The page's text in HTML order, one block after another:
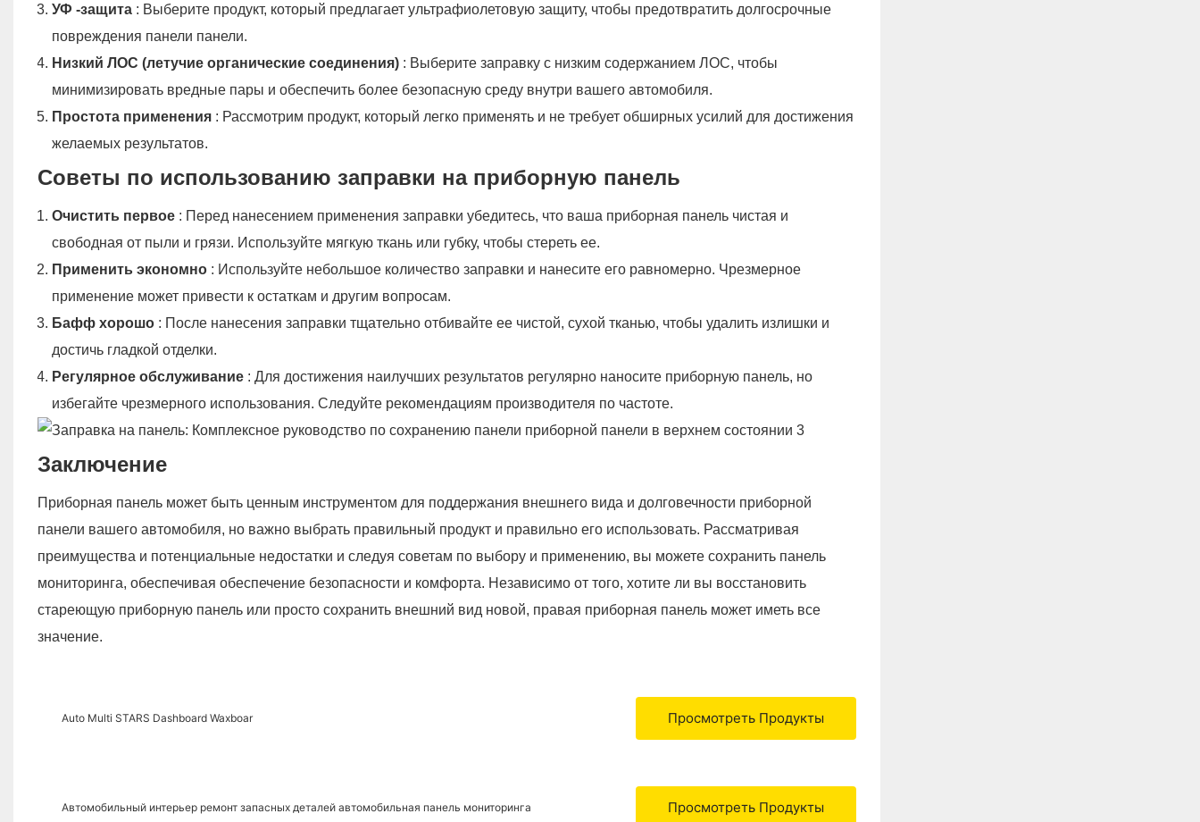
УФ -защита : Выберите продукт, который предлагает ультрафиолетовую защиту, чтобы предотвратить долгосрочные
повреждения панели панели.
Низкий ЛОС (летучие органические соединения) : Выберите заправку с низким содержанием ЛОС, чтобы
минимизировать вредные пары и обеспечить более безопасную среду внутри вашего автомобиля.
Простота применения : Рассмотрим продукт, который легко применять и не требует обширных усилий для достижения
желаемых результатов.
Советы по использованию заправки на приборную панель
Очистить первое : Перед нанесением применения заправки убедитесь, что ваша приборная панель чистая и
свободная от пыли и грязи. Используйте мягкую ткань или губку, чтобы стереть ее.
Применить экономно : Используйте небольшое количество заправки и нанесите его равномерно. Чрезмерное
применение может привести к остаткам и другим вопросам.
Бафф хорошо : После нанесения заправки тщательно отбивайте ее чистой, сухой тканью, чтобы удалить излишки и
достичь гладкой отделки.
Регулярное обслуживание : Для достижения наилучших результатов регулярно наносите приборную панель, но
избегайте чрезмерного использования. Следуйте рекомендациям производителя по частоте.
Заключение
Приборная панель может быть ценным инструментом для поддержания внешнего вида и долговечности приборной
панели вашего автомобиля, но важно выбрать правильный продукт и правильно его использовать. Рассматривая
преимущества и потенциальные недостатки и следуя советам по выбору и применению, вы можете сохранить панель
мониторинга, обеспечивая обеспечение безопасности и комфорта. Независимо от того, хотите ли вы восстановить
стареющую приборную панель или просто сохранить внешний вид новой, правая приборная панель может иметь все
значение.
Auto Multi STARS Dashboard Waxboar Просмотреть Продукты
Автомобильный интерьер ремонт запасных деталей автомобильная панель мониторинга Просмотреть Продукты